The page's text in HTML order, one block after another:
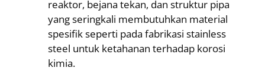
reaktor, bejana tekan, dan struktur pipa
yang seringkali membutuhkan material
spesifik seperti pada fabrikasi stainless
steel untuk ketahanan terhadap korosi
kimia.